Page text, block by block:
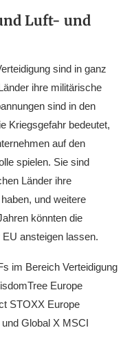
Luft- und
sind in ganz
ihre militärische
sind in den
Kriegsgefahr bedeutet,
auf den
spielen. Sie sind
Länder ihre
und weitere
könnten die
ansteigen lassen.
im Bereich Verteidigung
Europe
STOXX Europe
Global X MSCI